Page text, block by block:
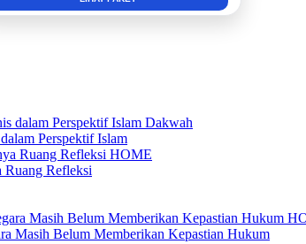
Dakwah
Perspektif Islam
HOME
Refleksi
Masih Belum Memberikan Kepastian Hukum